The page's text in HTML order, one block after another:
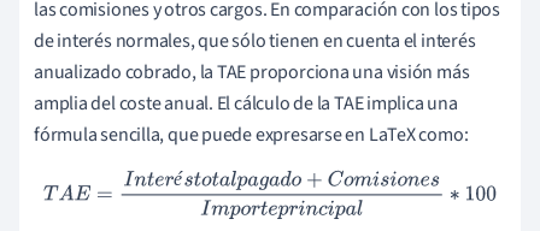
las comisiones y otros cargos. En comparación con los tipos
de interés normales, que sólo tienen en cuenta el interés
anualizado cobrado, la TAE proporciona una visión más
amplia del coste anual. El cálculo de la TAE implica una
fórmula sencilla, que puede expresarse en LaTeX como:
é
TAE= Int eré stotalpagado+Comisiones Importeprincip al ∗100